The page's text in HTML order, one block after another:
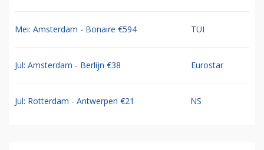
Mei: Amsterdam - Bonaire €594 TUI
Jul: Amsterdam - Berlijn €38 Eurostar
Jul: Rotterdam - Antwerpen €21 NS